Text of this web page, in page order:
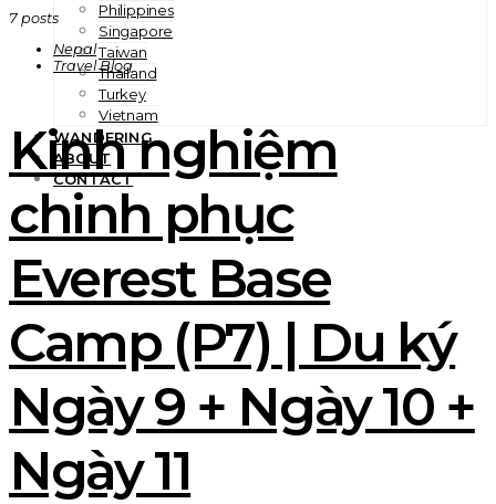
Philippines
Singapore
Taiwan
Thailand
Turkey
Vietnam
WANDERING
ABOUT
CONTACT
7 posts
Nepal
Travel Blog
Kinh nghiệm
chinh phục
Everest Base
Camp (P7) | Du ký
Ngày 9 + Ngày 10 +
Ngày 11